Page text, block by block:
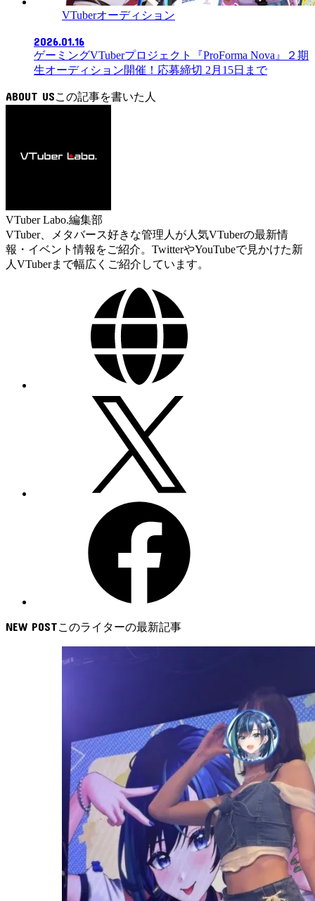
VTuberオーディション
2026.01.16
ゲーミングVTuberプロジェクト『ProForma Nova』２期
生オーディション開催！応募締切 2月15日まで
ABOUT US
VTuber Labo.編集部
VTuber、メタバース好きな管理人が人気VTuberの最新情
報・イベント情報をご紹介。TwitterやYouTubeで見かけた新
人VTuberまで幅広くご紹介しています。
NEW POST